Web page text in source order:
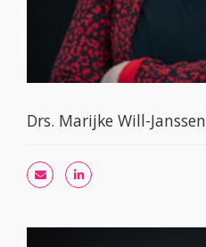
Drs. Marijke Will-Janssen